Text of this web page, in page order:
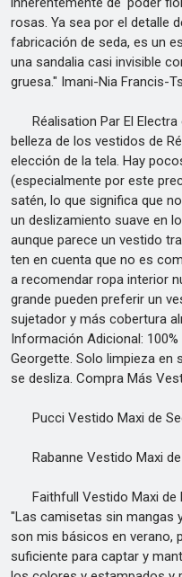
rosas. Ya sea por el detalle
fabricación de seda, es un
una sandalia casi invisible
gruesa." Imani-Nia Francis-
Réalisation Par El Electra
belleza de los vestidos de
elección de la tela. Hay
(especialmente por este
satén, lo que significa que
un deslizamiento suave en
aunque parece un vestido
ten en cuenta que no es
a recomendar ropa interior
grande pueden preferir un
sujetador y más cobertura
Información Adicional:
Georgette. Solo limpieza en
se desliza. Compra Más
Pucci Vestido Maxi de
Rabanne Vestido Maxi de
Faithfull Vestido Maxi de
"Las camisetas sin mangas
son mis básicos en verano,
suficiente para captar y